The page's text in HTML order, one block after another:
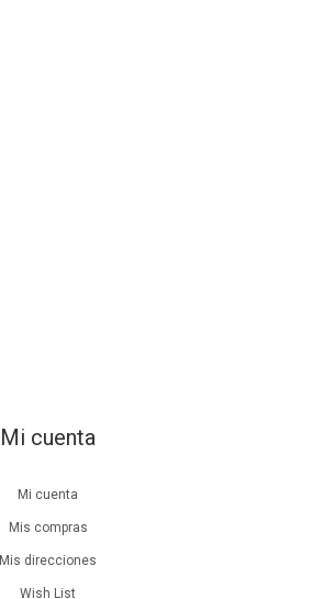
Mi cuenta
Mi cuenta
Mis compras
Mis direcciones
Wish List